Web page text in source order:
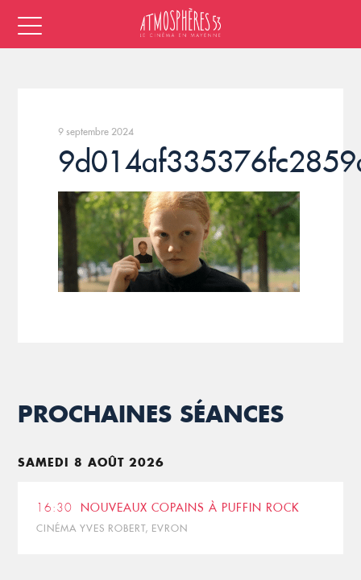
9 septembre 2024
PROCHAINES SÉANCES
SAMEDI 8 AOÛT 2026
16:30 NOUVEAUX COPAINS À PUFFIN ROCK
CINÉMA YVES ROBERT, EVRON